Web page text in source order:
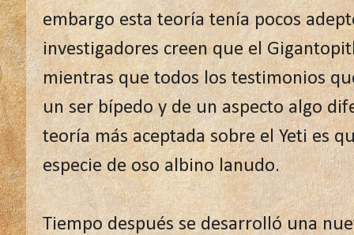
embargo esta teoría tenía pocos
investigadores creen que el
mientras que todos los testimonios
un ser bípedo y de un aspecto algo
teoría más aceptada sobre el Yeti es
especie de oso albino lanudo.
Tiempo después se desarrolló una